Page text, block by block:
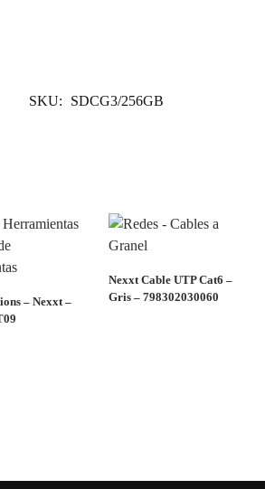
SKU: SDCG3/256GB
– Nexxt –
Nexxt Cable UTP Cat6 –
Gris – 798302030060